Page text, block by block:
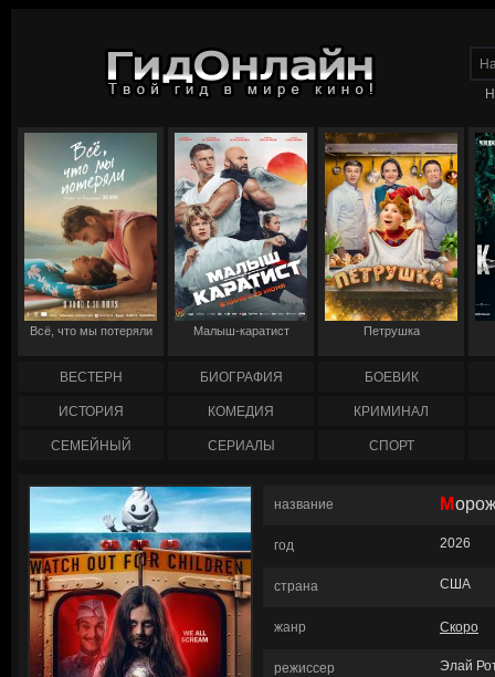
Всё, что мы потеряли Малыш-каратист Петрушка
ВЕСТЕРН БИОГРАФИЯ БОЕВИК
ИСТОРИЯ КОМЕДИЯ КРИМИНАЛ
СЕМЕЙНЫЙ СЕРИАЛЫ СПОРТ
название
год 2026
страна США
жанр Скоро
режиссер Элай